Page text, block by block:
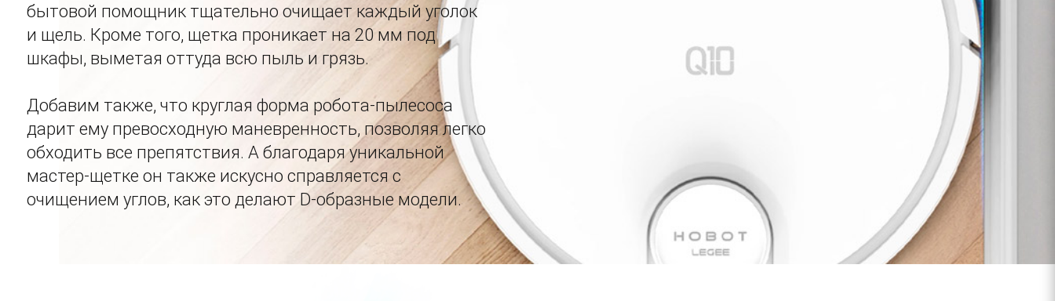
бытовой помощник тщательно очищает каждый уголок
и щель. Кроме того, щетка проникает на 20 мм под
шкафы, выметая оттуда всю пыль и грязь.
Добавим также, что круглая форма робота-пылесоса
дарит ему превосходную маневренность, позволяя легко
обходить все препятствия. А благодаря уникальной
мастер-щетке он также искусно справляется с
очищением углов, как это делают D-образные модели.